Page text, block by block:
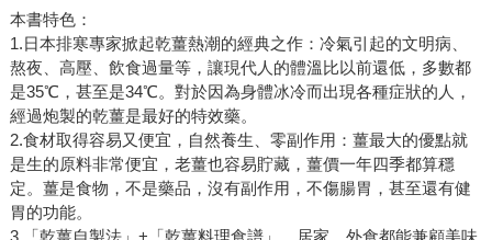
本書特色：
1.日本排寒專家掀起乾薑熱潮的經典之作：冷氣引起的文明病、
熬夜、高壓、飲食過量等，讓現代人的體溫比以前還低，多數都
是35℃，甚至是34℃。對於因為身體冰冷而出現各種症狀的人，
經過炮製的乾薑是最好的特效藥。
2.食材取得容易又便宜，自然養生、零副作用：薑最大的優點就
是生的原料非常便宜，老薑也容易貯藏，薑價一年四季都算穩
定。薑是食物，不是藥品，沒有副作用，不傷腸胃，甚至還有健
胃的功能。
3.「乾薑自製法」+「乾薑料理食譜」，居家、外食都能兼顧美味